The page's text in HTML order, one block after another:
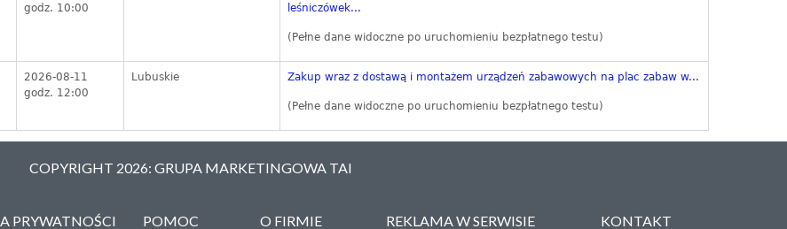
godz. 10:00
leśniczówek...
(Pełne dane widoczne po uruchomieniu bezpłatnego testu)
2026-08-11
godz. 12:00
Lubuskie Zakup wraz z dostawą i montażem urządzeń zabawowych na plac zabaw w...
(Pełne dane widoczne po uruchomieniu bezpłatnego testu)
COPYRIGHT 2026: GRUPA MARKETINGOWA TAI
PRYWATNOŚCI POMOC O FIRMIE REKLAMA W SERWISIE KONTAKT